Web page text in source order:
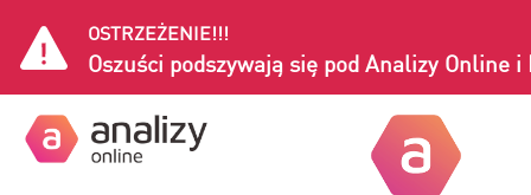
OSTRZEŻENIE!!!
Oszuści podszywają się pod Analizy Online i